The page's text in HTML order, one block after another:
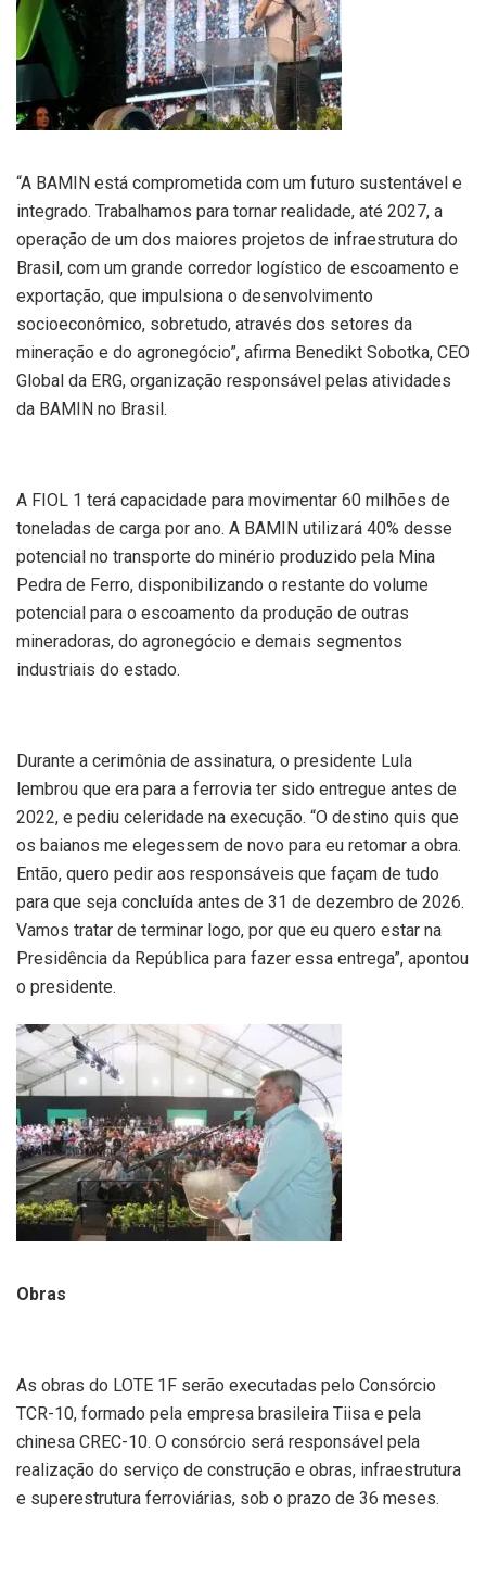
“A BAMIN está comprometida com um futuro sustentável e
integrado. Trabalhamos para tornar realidade, até 2027, a
operação de um dos maiores projetos de infraestrutura do
Brasil, com um grande corredor logístico de escoamento e
exportação, que impulsiona o desenvolvimento
socioeconômico, sobretudo, através dos setores da
mineração e do agronegócio”, afirma Benedikt Sobotka, CEO
Global da ERG, organização responsável pelas atividades
da BAMIN no Brasil.
A FIOL 1 terá capacidade para movimentar 60 milhões de
toneladas de carga por ano. A BAMIN utilizará 40% desse
potencial no transporte do minério produzido pela Mina
Pedra de Ferro, disponibilizando o restante do volume
potencial para o escoamento da produção de outras
mineradoras, do agronegócio e demais segmentos
industriais do estado.
Durante a cerimônia de assinatura, o presidente Lula
lembrou que era para a ferrovia ter sido entregue antes de
2022, e pediu celeridade na execução. “O destino quis que
os baianos me elegessem de novo para eu retomar a obra.
Então, quero pedir aos responsáveis que façam de tudo
para que seja concluída antes de 31 de dezembro de 2026.
Vamos tratar de terminar logo, por que eu quero estar na
Presidência da República para fazer essa entrega”, apontou
o presidente.
Obras
As obras do LOTE 1F serão executadas pelo Consórcio
TCR-10, formado pela empresa brasileira Tiisa e pela
chinesa CREC-10. O consórcio será responsável pela
realização do serviço de construção e obras, infraestrutura
e superestrutura ferroviárias, sob o prazo de 36 meses.